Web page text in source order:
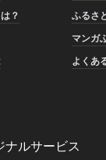
？
ふるさ
マンガ
よくあ
ナルサービス